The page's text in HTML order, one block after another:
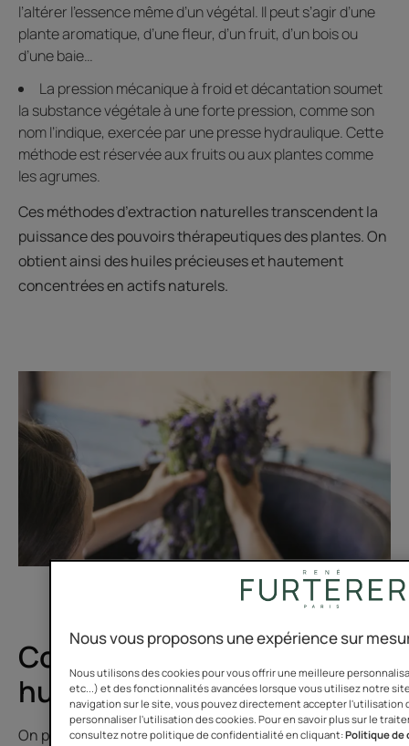
l’altérer l’essence même d’un végétal. Il peut s’agir d’une
plante aromatique, d’une fleur, d’un fruit, d’un bois ou
d’une baie…
La pression mécanique à froid et décantation soumet
la substance végétale à une forte pression, comme son
nom l’indique, exercée par une presse hydraulique. Cette
méthode est réservée aux fruits ou aux plantes comme
les agrumes.
Ces méthodes d’extraction naturelles transcendent la
puissance des pouvoirs thérapeutiques des plantes. On
obtient ainsi des huiles précieuses et hautement
concentrées en actifs naturels.
Comment utiliser les
huiles essentielles ?
On peut choisir d’utiliser les huiles essentielles de
Nous vous proposons une expérience sur
Nous utilisons des cookies pour vous offrir une meilleure
etc...) et des fonctionnalités avancées lorsque vous utilisez notre
navigation sur le site, vous pouvez directement accepter l'utilisation
personnaliser l'utilisation des cookies. Pour en savoir plus sur le
consultez notre politique de confidentialité en cliquant:Politique